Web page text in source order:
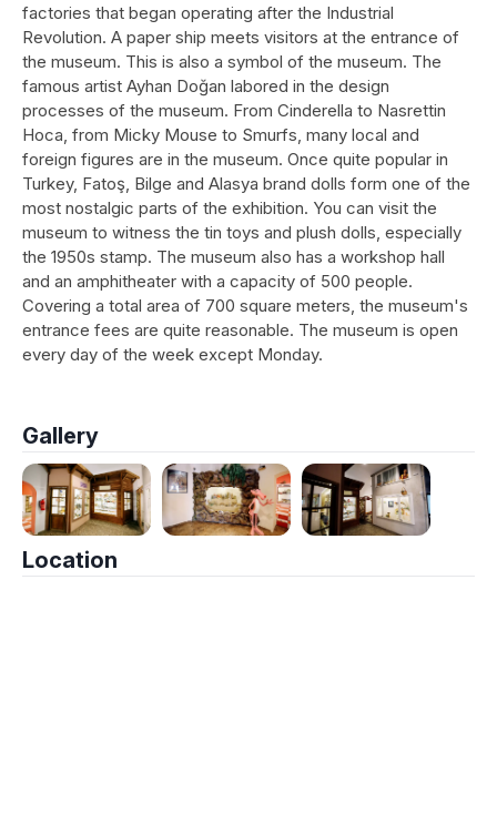
factories that began operating after the Industrial
Revolution. A paper ship meets visitors at the entrance of
the museum. This is also a symbol of the museum. The
famous artist Ayhan Doğan labored in the design
processes of the museum. From Cinderella to Nasrettin
Hoca, from Micky Mouse to Smurfs, many local and
foreign figures are in the museum. Once quite popular in
Turkey, Fatoş, Bilge and Alasya brand dolls form one of the
most nostalgic parts of the exhibition. You can visit the
museum to witness the tin toys and plush dolls, especially
the 1950s stamp. The museum also has a workshop hall
and an amphitheater with a capacity of 500 people.
Covering a total area of 700 square meters, the museum's
entrance fees are quite reasonable. The museum is open
every day of the week except Monday.
Gallery
Location